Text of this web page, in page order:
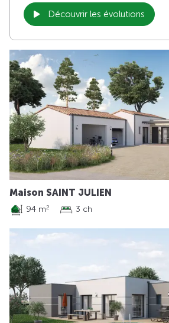
Découvrir les évolutions
Maison SAINT JULIEN
94 m2 3 ch